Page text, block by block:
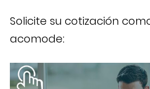
Solicite su cotización
acomode: